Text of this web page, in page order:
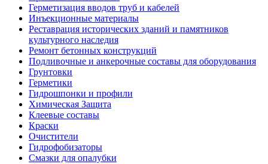
Герметизация вводов труб и кабелей
Инъекционные материалы
Реставрация исторических зданий и памятников
культурного наследия
Ремонт бетонных конструкций
Подливочные и анкерочные составы для оборудования
Грунтовки
Герметики
Гидрошпонки и профили
Химическая Защита
Клеевые составы
Краски
Очистители
Гидрофобизаторы
Смазки для опалубки